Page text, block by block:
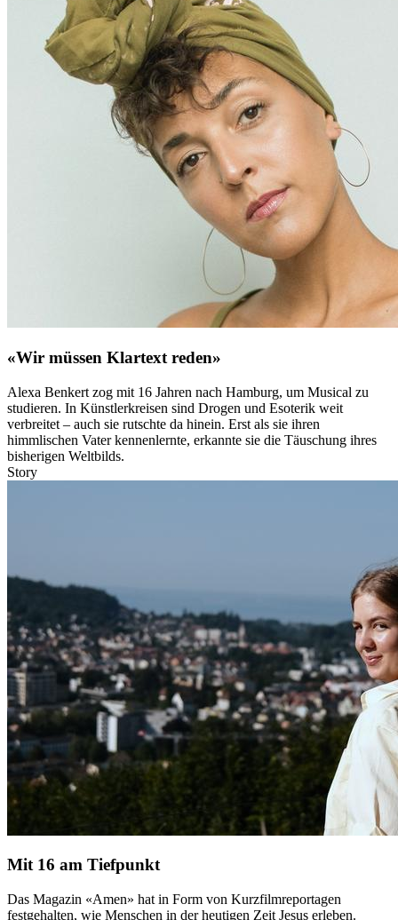
«Wir müssen Klartext reden»
Alexa Benkert zog mit 16 Jahren nach Hamburg, um Musical zu
studieren. In Künstlerkreisen sind Drogen und Esoterik weit
verbreitet – auch sie rutschte da hinein. Erst als sie ihren
himmlischen Vater kennenlernte, erkannte sie die Täuschung ihres
bisherigen Weltbilds.
Story
Mit 16 am Tiefpunkt
Das Magazin «Amen» hat in Form von Kurzfilmreportagen
festgehalten, wie Menschen in der heutigen Zeit Jesus erleben.